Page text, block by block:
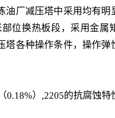
厂减压塔中采用均有明
位换热板段，采用金属
各种操作条件，操作弹
）,2205的抗腐蚀特